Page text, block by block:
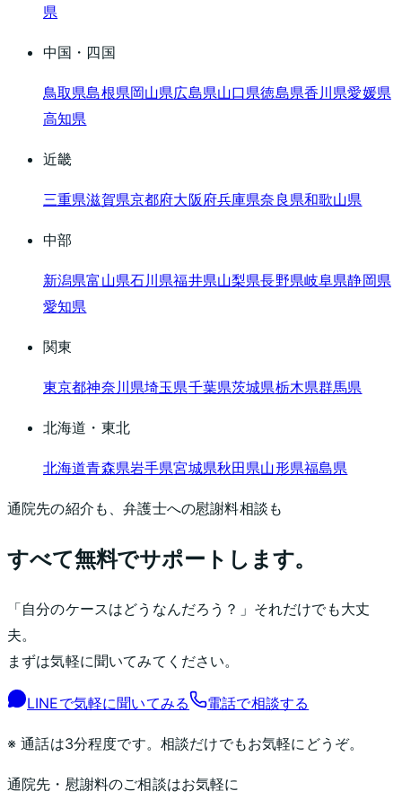
県
中国・四国
鳥取県島根県岡山県広島県山口県徳島県香川県愛媛県
高知県
近畿
三重県滋賀県京都府大阪府兵庫県奈良県和歌山県
中部
新潟県富山県石川県福井県山梨県長野県岐阜県静岡県
愛知県
関東
東京都神奈川県埼玉県千葉県茨城県栃木県群馬県
北海道・東北
北海道青森県岩手県宮城県秋田県山形県福島県
通院先の紹介も、弁護士への慰謝料相談も
すべて無料でサポートします。
「自分のケースはどうなんだろう？」それだけでも大丈
夫。
まずは気軽に聞いてみてください。
LINEで気軽に聞いてみる 電話で相談する
※ 通話は3分程度です。相談だけでもお気軽にどうぞ。
通院先・慰謝料のご相談はお気軽に